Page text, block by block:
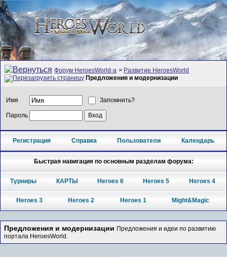
Форум HeroesWorld-а > Развитие HeroesWorld
Предложения и модернизации
Имя Запомнить?
Пароль
Регистрация Справка Пользователи Календарь
Быстрая навигация по основным разделам форума:
Турниры КАРТЫ Heroes 6 Heroes 5 Heroes 4
Heroes 3 Heroes 2 Heroes 1 Might&Magic
Предложения и модернизации Предложения и идеи по развитию
портала HeroesWorld.